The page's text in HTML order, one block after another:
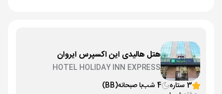
هتل هالیدی این اکسپرس ایروان
HOTEL HOLIDAY INN EXPRESS
3 ستاره
4 شب با صبحانه(BB)